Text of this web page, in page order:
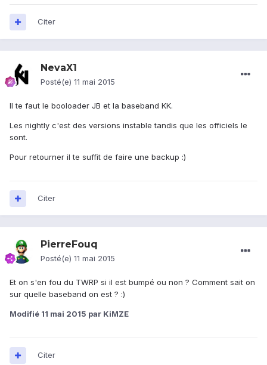
Citer
NevaX1
Posté(e) 11 mai 2015
Il te faut le booloader JB et la baseband KK.
Les nightly c'est des versions instable tandis que les officiels le
sont.
Pour retourner il te suffit de faire une backup :)
Citer
PierreFouq
Posté(e) 11 mai 2015
Et on s'en fou du TWRP si il est bumpé ou non ? Comment sait on
sur quelle baseband on est ? :)
Modifié 11 mai 2015 par KiMZE
Citer